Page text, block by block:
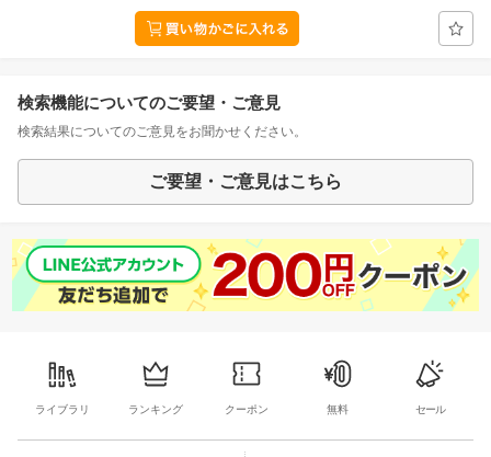
検索機能についてのご要望・ご意見
検索結果についてのご意見をお聞かせください。
ご要望・ご意見はこちら
ライブラリ ランキング クーポン 無料 セール